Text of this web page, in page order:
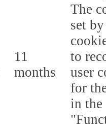
11
months
The
set
to
user
for
in the